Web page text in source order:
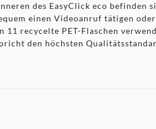
des EasyClick eco befinden
einen Videoanruf tätigen
recycelte PET-Flaschen
den höchsten